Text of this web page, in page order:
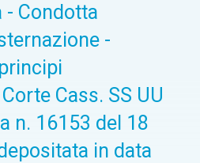
Condotta
-
Cass. SS UU
n. 16153 del 18
in data